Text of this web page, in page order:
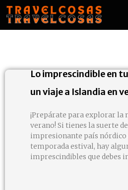
Lo imprescindible en
un viaje a Islandia en
¡Prepárate para explorar la
verano! Si tienes la suerte
impresionante país nórdico
temporada estival, hay
imprescindibles que debes